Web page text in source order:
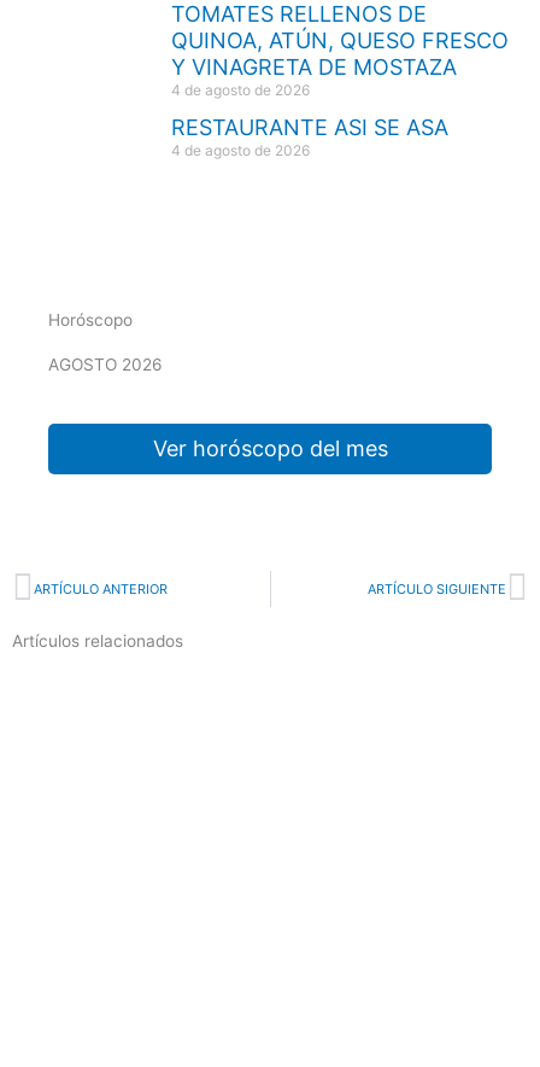
TOMATES RELLENOS DE
QUINOA, ATÚN, QUESO FRESCO
Y VINAGRETA DE MOSTAZA
4 de agosto de 2026
RESTAURANTE ASI SE ASA
4 de agosto de 2026
Horóscopo
AGOSTO 2026
Ver horóscopo del mes
Prev
ARTÍCULO ANTERIOR ARTÍCULO SIGUIENTE
Artículos relacionados